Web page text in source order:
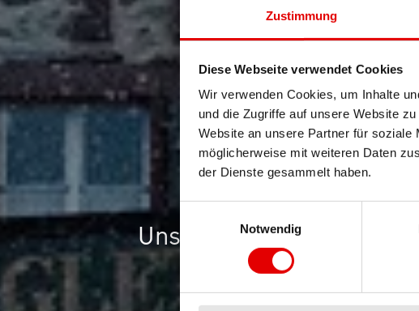
Zustimmung
Diese Webseite verwendet Cookies
Wir verwenden Cookies, um Inhalte
und die Zugriffe auf unsere Website
Website an unsere Partner für soziale
möglicherweise mit weiteren Daten
der Dienste gesammelt haben.
Notwendig
THE
Unsere bislang